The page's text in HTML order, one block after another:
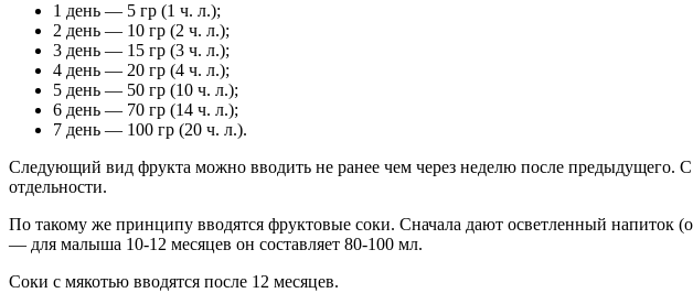
1 день — 5 гр (1 ч. л.);
2 день — 10 гр (2 ч. л.);
3 день — 15 гр (3 ч. л.);
4 день — 20 гр (4 ч. л.);
5 день — 50 гр (10 ч. л.);
6 день — 70 гр (14 ч. л.);
7 день — 100 гр (20 ч. л.).
Следующий вид фрукта можно вводить не ранее чем через неделю после предыдущего.
отдельности.
По такому же принципу вводятся фруктовые соки. Сначала дают осветленный напиток
— для малыша 10-12 месяцев он составляет 80-100 мл.
Соки с мякотью вводятся после 12 месяцев.